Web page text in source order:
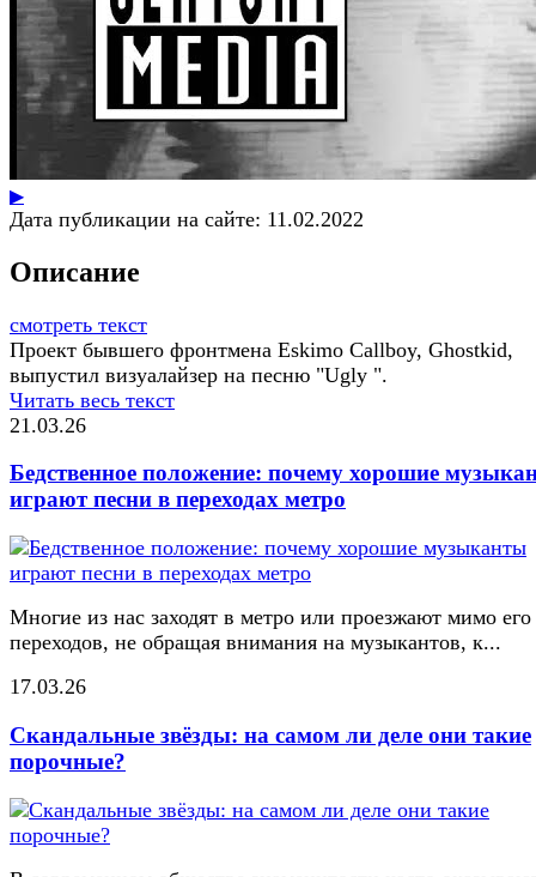
▶
Дата публикации на сайте: 11.02.2022
Описание
смотреть текст
Проект бывшего фронтмена Eskimo Callboy, Ghostkid,
выпустил визуалайзер на песню "Ugly ".
Читать весь текст
21.03.26
Бедственное положение: почему хорошие
играют песни в переходах метро
Многие из нас заходят в метро или проезжают мимо его
переходов, не обращая внимания на музыкантов, к...
17.03.26
Скандальные звёзды: на самом ли деле они такие
порочные?